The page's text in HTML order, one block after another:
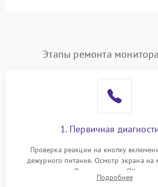
Этапы ремонта
1. Первичная
Проверка реакции на кнопку
дежурного питания. Осмотр экрана на
повреждения. Подключение к ПК для
изображения, работы подсветки и
Подробнее